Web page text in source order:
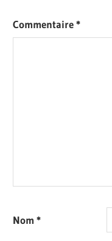
Commentaire*
Nom*